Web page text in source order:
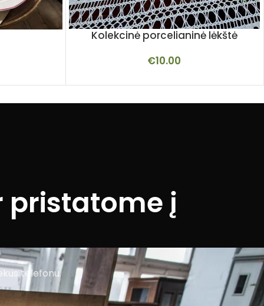
Kolekcinė porcelianinė lėkštė
€10.00
pristatome į
telefonu.